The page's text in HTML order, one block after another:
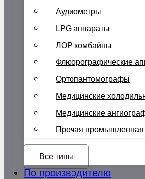
Аудиометры
LPG аппараты
ЛОР комбайны
Флюорографические
Ортопантомографы
Медицинские
Медицинские
Прочая промышленная
Все типы
По производителю